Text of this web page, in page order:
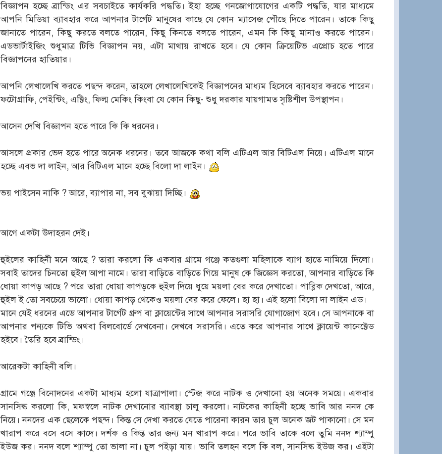
বিজ্ঞাপন হচ্ছে ব্রান্ডিং এর সবচাইতে কার্যকরি পদ্ধতি। ইহা হচ্ছে গনজোগাযোগের একটি পদ্ধতি, যার মাধ্যমে
আপনি মিডিয়া ব্যাবহার করে আপনার টার্গেট মানুষের কাছে যে কোন ম্যাসেজ পৌছে দিতে পারেন। তাকে কিছু
জানাতে পারেন, কিছু করতে বলতে পারেন, কিছু কিনতে বলতে পারেন, এমন কি কিছু মানাও করতে পারেন।
এডভার্টাইজিং শুধুমাত্র টিভি বিজ্ঞাপন নয়, এটা মাথায় রাখতে হবে। যে কোন ক্রিয়েটিভ এপ্রোচ হতে পারে
বিজ্ঞাপনের হাতিয়ার।
আপনি লেখালেখি করতে পছন্দ করেন, তাহলে লেখালেখিকেই বিজ্ঞাপনের মাধ্যম হিসেবে ব্যাবহার করতে পারেন।
ফটোগ্রাফি, পেইন্টিং, এক্টিং, ফিল্ম মেকিং কিংবা যে কোন কিছু- শুধু দরকার যায়গামত সৃষ্টিশীল উপস্থাপন।
আসেন দেখি বিজ্ঞাপন হতে পারে কি কি ধরনের।
আসলে প্রকার ভেদ হতে পারে অনেক ধরনের। তবে আজকে কথা বলি এটিএল আর বিটিএল নিয়ে। এটিএল মানে
হচ্ছে এবভ দা লাইন, আর বিটিএল মানে হচ্ছে বিলো দা লাইন।
ভয় পাইসেন নাকি ? আরে, ব্যাপার না, সব বুঝায়া দিচ্ছি।
আগে একটা উদাহরন দেই।
হুইলের কাহিনী মনে আছে ? তারা করলো কি একবার গ্রামে গঞ্জে কতগুলা মহিলাকে ব্যাগ হাতে নামিয়ে দিলো।
সবাই তাদের চিনতো হুইল আপা নামে। তারা বাড়িতে বাড়িতে গিয়ে মানুষ কে জিজ্ঞেস করতো, আপনার বাড়িতে কি
ধোয়া কাপড় আছে ? পরে তারা ধোয়া কাপড়কে হুইল দিয়ে ধুয়ে ময়লা বের করে দেখাতো। পাব্লিক দেখতো, আরে,
হুইল ই তো সবচেয়ে ভালো। ধোয়া কাপড় থেকেও ময়লা বের করে ফেলে। হা হা। এই হলো বিলো দা লাইন এড।
মানে যেই ধরনের এডে আপনার টার্গেট গ্রুপ বা ক্লায়েন্টের সাথে আপনার সরাসরি যোগাজোগ হবে। সে আপনাকে বা
আপনার পন্যকে টিভি অথবা বিলবোর্ডে দেখবেনা। দেখবে সরাসরি। এতে করে আপনার সাথে ক্লায়েন্ট কানেক্টেড
হইবে। তৈরি হবে ব্রান্ডিং।
আরেকটা কাহিনী বলি।
গ্রামে গঞ্জে বিনোদনের একটা মাধ্যম হলো যাত্রাপালা। স্টেজ করে নাটক ও দেখানো হয় অনেক সময়ে। একবার
সানসিল্ক করলো কি, মফস্বলে নাটক দেখানোর ব্যাবস্থা চালু করলো। নাটকের কাহিনী হচ্ছে ভাবি আর ননদ কে
নিয়ে। ননদের এক ছেলেকে পছন্দ। কিন্ত সে দেখা করতে যেতে পারেনা কারন তার চুল অনেক জট পাকানো। সে মন
খারাপ করে বসে বসে কাদে। দর্শক ও কিন্ত তার জন্য মন খারাপ করে। পরে ভাবি তাকে বলে তুমি ননদ শ্যাম্পু
ইউজ কর। ননদ বলে শ্যাম্পু তো ভালা না। চুল পইড়া যায়। ভাবি তলহন বলে কি বল, সানসিল্ক ইউজ কর। এইটা